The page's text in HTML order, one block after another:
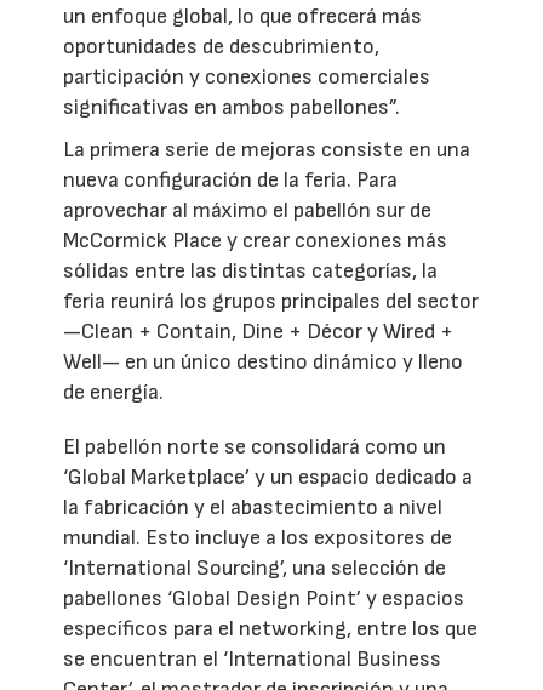
un enfoque global, lo que ofrecerá más
oportunidades de descubrimiento,
participación y conexiones comerciales
significativas en ambos pabellones”.
La primera serie de mejoras consiste en una
nueva configuración de la feria. Para
aprovechar al máximo el pabellón sur de
McCormick Place y crear conexiones más
sólidas entre las distintas categorías, la
feria reunirá los grupos principales del sector
—Clean + Contain, Dine + Décor y Wired +
Well— en un único destino dinámico y lleno
de energía.
El pabellón norte se consolidará como un
‘Global Marketplace’ y un espacio dedicado a
la fabricación y el abastecimiento a nivel
mundial. Esto incluye a los expositores de
‘International Sourcing’, una selección de
pabellones ‘Global Design Point’ y espacios
específicos para el networking, entre los que
se encuentran el ‘International Business